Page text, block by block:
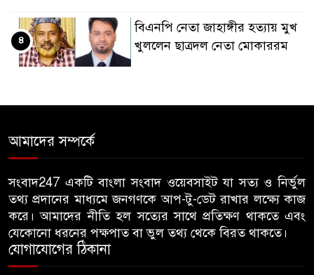
বিএনপি নেতা জাহাঙ্গীর হত্যায় মুখ
খুললেন ছাত্রদল নেতা মোকাররম
৪
জামায়াতের কর্মসূচিতে বিএনপির
মারধর
হামলার উদ্যেশ্যে শিবিরের মেসের
তথ্য সংগ্রহ, ছাত্রদল সভাপতিকে
সাবেক শিবির সভাপতির কড়া বার্তা
৬
৭
আমাদের সম্পর্কে
সংবাদ247 একটি বাংলা সংবাদ ওয়েবসাইট যা সত্য ও নির্ভুল
তথ্য প্রদানের মাধ্যমে জনগণকে আপ-টু-ডেট রাখার লক্ষ্যে কাজ
করে। আমাদের নীতি হল সত্যের সাথে প্রতিক্ষণ থাকতে এবং
যেকোনো ধরনের পক্ষপাত বা ভুল তথ্য থেকে বিরত থাকতে।
যোগাযোগের ঠিকানা